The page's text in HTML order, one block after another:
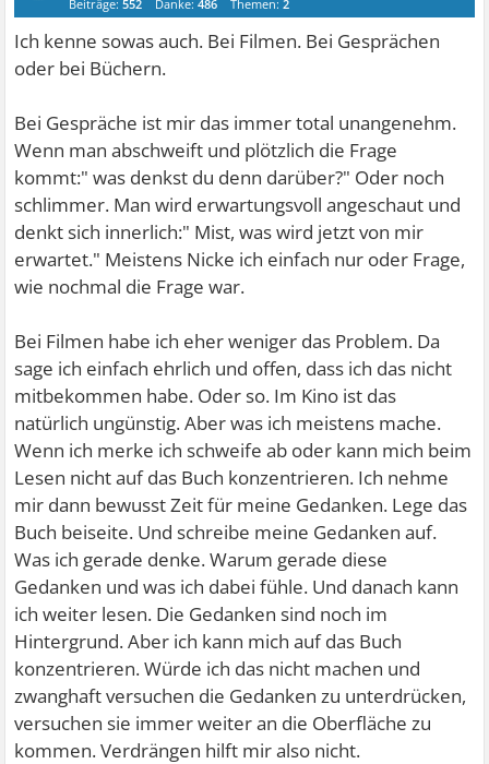
Beiträge:552 Danke:486 Themen:2
Ich kenne sowas auch. Bei Filmen. Bei Gesprächen
oder bei Büchern.
Bei Gespräche ist mir das immer total unangenehm.
Wenn man abschweift und plötzlich die Frage
kommt:" was denkst du denn darüber?" Oder noch
schlimmer. Man wird erwartungsvoll angeschaut und
denkt sich innerlich:" Mist, was wird jetzt von mir
erwartet." Meistens Nicke ich einfach nur oder Frage,
wie nochmal die Frage war.
Bei Filmen habe ich eher weniger das Problem. Da
sage ich einfach ehrlich und offen, dass ich das nicht
mitbekommen habe. Oder so. Im Kino ist das
natürlich ungünstig. Aber was ich meistens mache.
Wenn ich merke ich schweife ab oder kann mich beim
Lesen nicht auf das Buch konzentrieren. Ich nehme
mir dann bewusst Zeit für meine Gedanken. Lege das
Buch beiseite. Und schreibe meine Gedanken auf.
Was ich gerade denke. Warum gerade diese
Gedanken und was ich dabei fühle. Und danach kann
ich weiter lesen. Die Gedanken sind noch im
Hintergrund. Aber ich kann mich auf das Buch
konzentrieren. Würde ich das nicht machen und
zwanghaft versuchen die Gedanken zu unterdrücken,
versuchen sie immer weiter an die Oberfläche zu
kommen. Verdrängen hilft mir also nicht.